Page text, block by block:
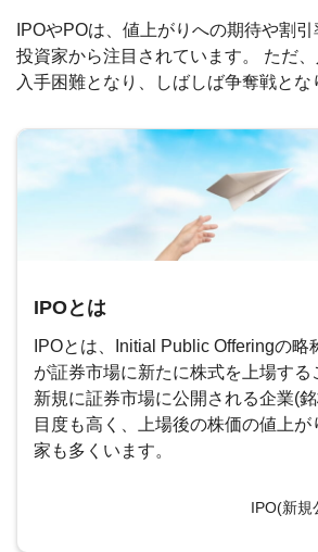
IPOやPOは、値上がりへの期待や割
投資家から注目されています。 ただ
入手困難となり、しばしば争奪戦とな
IPOとは
IPOとは、Initial Public Offeringの略
が証券市場に新たに株式を上場する
新規に証券市場に公開される企業(
目度も高く、上場後の株価の値上が
家も多くいます。
IPO(新規